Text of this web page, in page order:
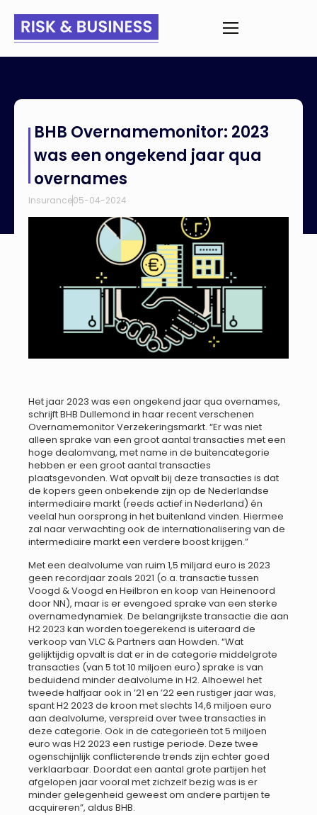
ongekend jaar qua overnames
BHB Overnamemonitor: 2023
was een ongekend jaar qua
overnames
Insurance05-04-2024
Het jaar 2023 was een ongekend jaar qua overnames,
schrijft BHB Dullemond in haar recent verschenen
Overnamemonitor Verzekeringsmarkt. “Er was niet
alleen sprake van een groot aantal transacties met een
hoge dealomvang, met name in de buitencategorie
hebben er een groot aantal transacties
plaatsgevonden. Wat opvalt bij deze transacties is dat
de kopers geen onbekende zijn op de Nederlandse
intermediaire markt (reeds actief in Nederland) én
veelal hun oorsprong in het buitenland vinden. Hiermee
zal naar verwachting ook de internationalisering van de
intermediaire markt een verdere boost krijgen.”
Met een dealvolume van ruim 1,5 miljard euro is 2023
geen recordjaar zoals 2021 (o.a. transactie tussen
Voogd & Voogd en Heilbron en koop van Heinenoord
door NN), maar is er evengoed sprake van een sterke
overnamedynamiek. De belangrijkste transactie die aan
H2 2023 kan worden toegerekend is uiteraard de
verkoop van VLC & Partners aan Howden. “Wat
gelijktijdig opvalt is dat er in de categorie middelgrote
transacties (van 5 tot 10 miljoen euro) sprake is van
beduidend minder dealvolume in H2. Alhoewel het
tweede halfjaar ook in ’21 en ’22 een rustiger jaar was,
spant H2 2023 de kroon met slechts 14,6 miljoen euro
aan dealvolume, verspreid over twee transacties in
deze categorie. Ook in de categorieën tot 5 miljoen
euro was H2 2023 een rustige periode. Deze twee
ogenschijnlijk conflicterende trends zijn echter goed
verklaarbaar. Doordat een aantal grote partijen het
afgelopen jaar vooral met zichzelf bezig was is er
minder gelegenheid geweest om andere partijen te
acquireren”, aldus BHB.